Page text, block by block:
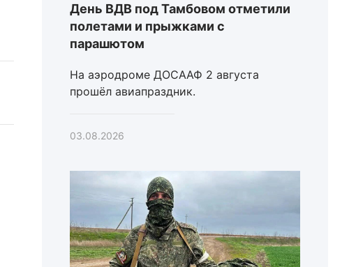
День ВДВ под Тамбовом отметили
полетами и прыжками с
парашютом
На аэродроме ДОСААФ 2 августа
прошёл авиапраздник.
03.08.2026